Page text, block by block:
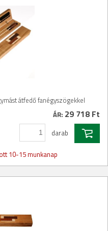
átfedő fanégyszögekkel
ÁR: 29 718 Ft
darab
10-15 munkanap